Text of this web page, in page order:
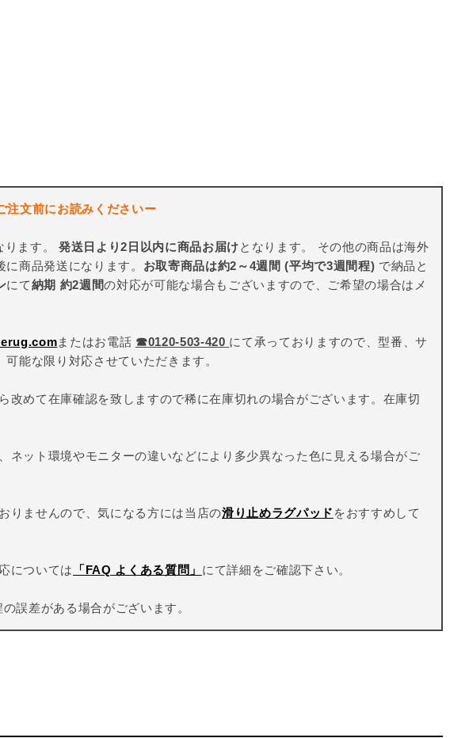
注文前にお読みくださいー
ります。 発送日より2日以内に商品お届けとなります。 その他の商品は海外
商品発送になります。 お取寄商品は約2～4週間 (平均で3週間程) で納品と
にて納期 約2週間の対応が可能な場合もございますので、ご希望の場合はメ
またはお電話 ☎0120-503-420 にて承っておりますので、型番、サ
能な限り対応させていただきます。
めて在庫確認を致しますので稀に在庫切れの場合がございます。在庫切
ット環境やモニターの違いなどにより多少異なった色に見える場合がご
りませんので、気になる方には当店の滑り止めラグパッド をおすすめして
については 「FAQ よくある質問」 にて詳細をご確認下さい。
誤差がある場合がございます。